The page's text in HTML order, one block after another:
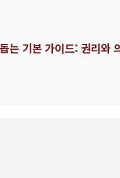
는 기본 가이드: 권리와